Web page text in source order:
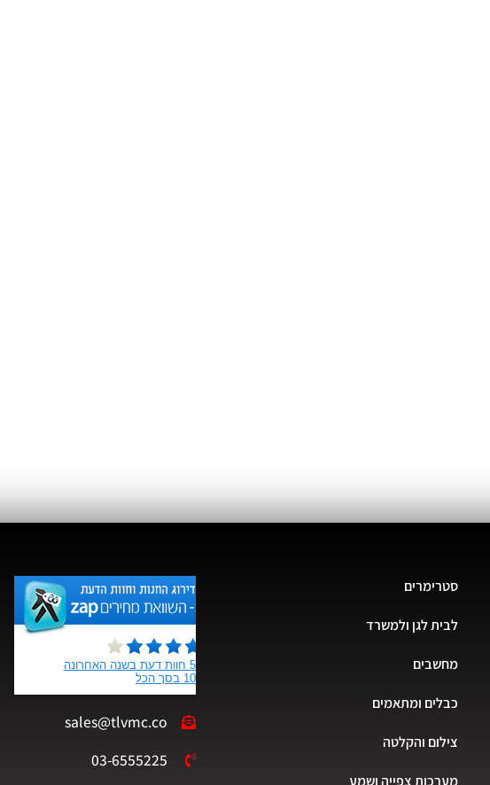
סטרימרים
לבית לגן ולמשרד
מחשבים
כבלים ומתאמים
צילום והקלטה
מערכות צפייה ושמע
sales@tlvmc.co
03-6555225